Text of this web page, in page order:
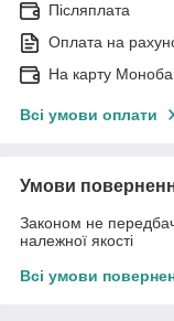
Післяплата
Оплата на
На карту
Всі умови оплати
Умови
Законом не
належної якості
Всі умови